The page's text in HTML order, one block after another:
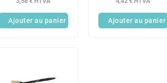
Ajouter au panier Ajouter au panier